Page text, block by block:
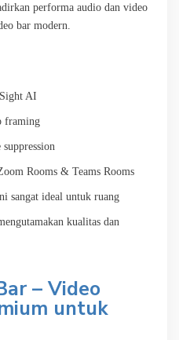
performa audio dan video
bar modern.
AI
framing
Rooms & Teams Rooms
sangat ideal untuk ruang
kualitas dan
– Video
untuk